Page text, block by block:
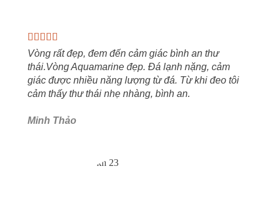
Vòng rất đẹp, đem đến cảm giác bình an thư
thái.Vòng Aquamarine đẹp. Đá lạnh nặng, cảm
giác được nhiều năng lượng từ đá. Từ khi đeo tôi
cảm thấy thư thái nhẹ nhàng, bình an.
Minh Thảo